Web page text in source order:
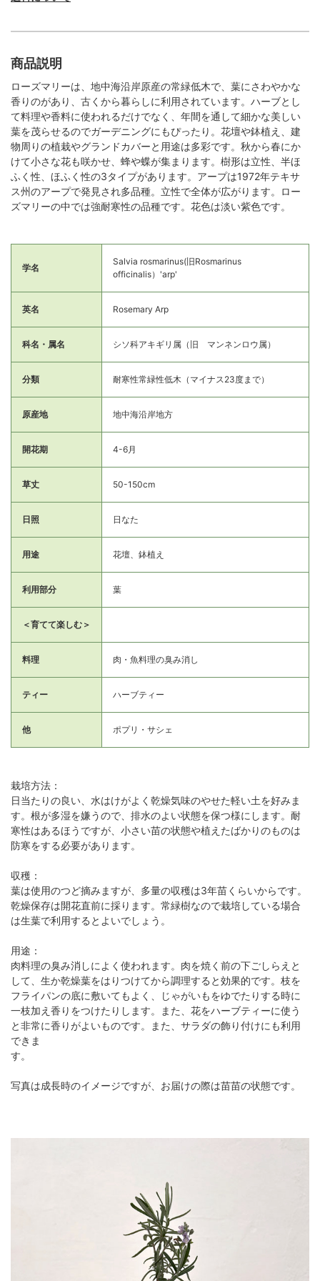
商品説明
ローズマリーは、地中海沿岸原産の常緑低木で、葉にさわやかな
香りのがあり、古くから暮らしに利用されています。ハーブとし
て料理や香料に使われるだけでなく、年間を通して細かな美しい
葉を茂らせるのでガーデニングにもぴったり。花壇や鉢植え、建
物周りの植栽やグランドカバーと用途は多彩です。秋から春にか
けて小さな花も咲かせ、蜂や蝶が集まります。樹形は立性、半ほ
ふく性、ほふく性の3タイプがあります。アープは1972年テキサ
ス州のアープで発見され多品種。立性で全体が広がります。ロー
ズマリーの中では強耐寒性の品種です。花色は淡い紫色です。
学名
Salvia rosmarinus(旧Rosmarinus
officinalis）'arp'
英名 Rosemary Arp
科名・属名 シソ科アキギリ属（旧 マンネンロウ属）
分類 耐寒性常緑性低木（マイナス23度まで）
原産地 地中海沿岸地方
開花期 4-6月
草丈 50-150cm
日照 日なた
用途 花壇、鉢植え
利用部分 葉
＜育てて楽しむ＞
料理 肉・魚料理の臭み消し
ティー ハーブティー
他 ポプリ・サシェ
栽培方法：
日当たりの良い、水はけがよく乾燥気味のやせた軽い土を好みま
す。根が多湿を嫌うので、排水のよい状態を保つ様にします。耐
寒性はあるほうですが、小さい苗の状態や植えたばかりのものは
防寒をする必要があります。
収穫：
葉は使用のつど摘みますが、多量の収穫は3年苗くらいからです。
乾燥保存は開花直前に採ります。常緑樹なので栽培している場合
は生葉で利用するとよいでしょう。
用途：
肉料理の臭み消しによく使われます。肉を焼く前の下ごしらえと
して、生か乾燥葉をはりつけてから調理すると効果的です。枝を
フライパンの底に敷いてもよく、じゃがいもをゆでたりする時に
一枝加え香りをつけたりします。また、花をハーブティーに使う
と非常に香りがよいものです。また、サラダの飾り付けにも利用
できま
す。
写真は成長時のイメージですが、お届けの際は苗苗の状態です。